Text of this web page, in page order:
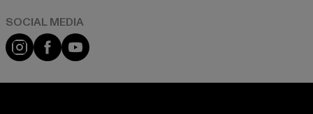
Instagram
FacebookYouTube